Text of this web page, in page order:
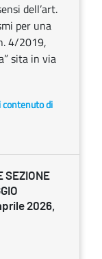
dell’art.
per una
4/2019,
sita in via
di
SEZIONE
2026,